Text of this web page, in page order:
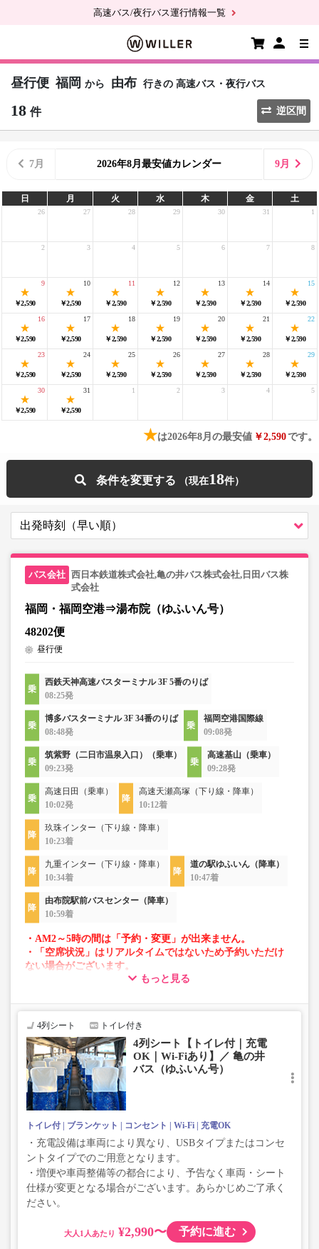
高速バス/夜行バス運行情報一覧
昼行便 福岡 から 由布 行きの 高速バス・夜行バス
18 件 逆区間
7月 2026年8月最安値カレンダー 9月
日 月 火 水 木 金 土
26 27 28 29 30 31 1
2 3 4 5 6 7 8
￥2,590
9
￥2,590
10
￥2,590
11
￥2,590
12
￥2,590
13
￥2,590
14
￥2,590
15
￥2,590
16
￥2,590
17
￥2,590
18
￥2,590
19
￥2,590
20
￥2,590
21
￥2,590
22
￥2,590
23
￥2,590
24
￥2,590
25
￥2,590
26
￥2,590
27
￥2,590
28
￥2,590
29
￥2,590
30
￥2,590
31 1 2 3 4 5
★は2026年8月の最安値 ￥2,590です。
条件を変更する 18
西日本鉄道株式会社,亀の井バス株式会社,日田バス株
式会社
福岡・福岡空港⇒湯布院（ゆふいん号）
48202便
昼行便
西鉄天神高速バスターミナル 3F 5番のりば
08:25発
博多バスターミナル 3F 34番のりば
08:48発
福岡空港国際線
09:08発
筑紫野（二日市温泉入口）（乗車）
09:23発
高速基山（乗車）
09:28発
高速日田（乗車）
10:02発
高速天瀬高塚（下り線・降車）
10:12着
玖珠インター（下り線・降車）
10:23着
九重インター（下り線・降車）
10:34着
道の駅ゆふいん（降車）
10:47着
由布院駅前バスセンター（降車）
10:59着
・AM2～5時の間は「予約・変更」が出来ません。
・「空席状況」はリアルタイムではないため予約いただけ
ない場合がございます。
・車両は予告なく変更となる場合がございます。これに伴
で、あらかじめご了承ください。
もっと見る
4列シート トイレ付き
4列シート【トイレ付｜充電
OK｜Wi-Fiあり】／ 亀の井
バス（ゆふいん号）
トイレ付 ブランケット コンセント Wi-Fi 充電OK
・充電設備は車両により異なり、USBタイプまたはコンセ
ントタイプでのご用意となります。
・増便や車両整備等の都合により、予告なく車両・シート
仕様が変更となる場合がございます。あらかじめご了承く
ださい。
大人 ¥2,990〜 予約に進む